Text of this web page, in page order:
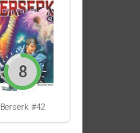
Berserk #42
8